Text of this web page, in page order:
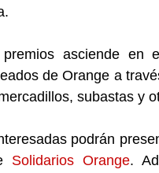
asciende en
de Orange a
subastas y
podrán
Solidarios Orange.